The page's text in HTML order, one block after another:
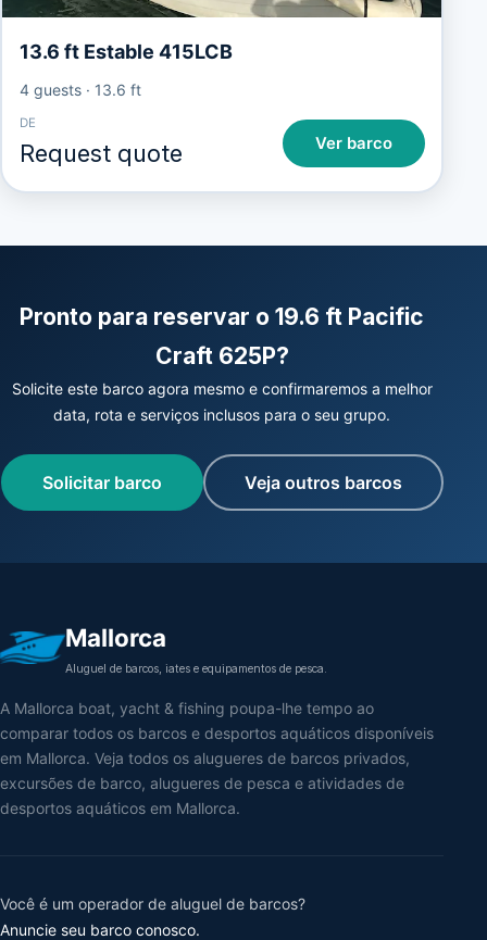
13.6 ft Estable 415LCB
4 guests· 13.6 ft
DE
Request quote Ver barco
Pronto para reservar o 19.6 ft Pacific
Craft 625P?
Solicite este barco agora mesmo e confirmaremos a melhor
data, rota e serviços inclusos para o seu grupo.
Solicitar barco Veja outros barcos
Mallorca
Aluguel de barcos, iates e equipamentos de pesca.
A Mallorca boat, yacht & fishing poupa-lhe tempo ao
comparar todos os barcos e desportos aquáticos disponíveis
em Mallorca. Veja todos os alugueres de barcos privados,
excursões de barco, alugueres de pesca e atividades de
desportos aquáticos em Mallorca.
Você é um operador de aluguel de barcos?
Anuncie seu barco conosco.